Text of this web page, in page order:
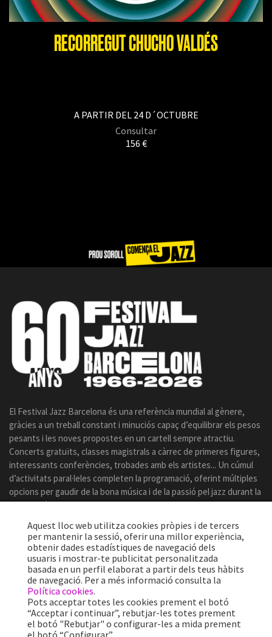
RECORREGUT CHUCHO VALDÉS
A PARTIR DEL 24 D´OCTUBRE
Consultar
156 €
El Festival Jazz Barcelona és una referència mundial al gènere,
gràcies a un treball constant i minuciós capaç d’equilibrar els pesos
pesants i les noves propostes en un cartell sempre atractiu.
Concerts gratuïts, classes magistrals a càrrec de primeres figures,
interessants conferències, trobades amb els artistes... Un cúmul
d’activitats paral·leles completen la programació, oferint múltiples
opcions per gaudir de la bona música i de la passió pel jazz durant la
celebració del certamen.
Aquest lloc web utilitza cookies pròpies i de tercers
per mantenir la sessió, oferir una millor experiència,
obtenir dades estadístiques de navegació dels
usuaris i mostrar-te publicitat personalitzada
basada en un perfil elaborat a partir dels teus hàbits
de navegació. Per a més informació consulta la
Política cookies.
Pots acceptar totes les cookies prement el botó
“Acceptar i continuar”, rebutjar-les totes prement
el botó "Rebutjar" o configurar-les a mida prement
el botó “Configurar”.